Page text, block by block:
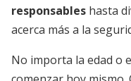
responsables hasta
acerca más a la
No importa la edad o